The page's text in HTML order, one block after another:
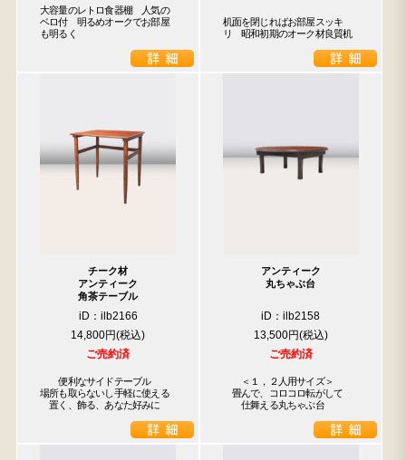
大容量のレトロ食器棚　人気の
ベロ付　明るめオークでお部屋
も明るく
机面を閉じればお部屋スッキ
リ　昭和初期のオーク材良質机
チーク材
アンティーク
角茶テーブル
iD：ilb2166
14,800円
ご売約済
便利なサイドテーブル
場所も取らないし手軽に使える
置く、飾る、あなた好みに
アンティーク
丸ちゃぶ台
iD：ilb2158
13,500円
ご売約済
＜１，２人用サイズ＞
畳んで、コロコロ転がして
仕舞える丸ちゃぶ台